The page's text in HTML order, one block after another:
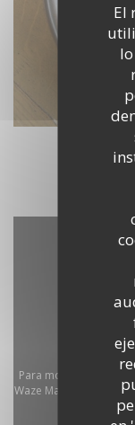
El
Para mostrar el mapa
Waze Map (Google).